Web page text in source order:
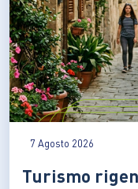
7 Agosto 2026
Turismo